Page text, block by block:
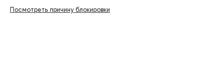
Посмотреть причину блокировки